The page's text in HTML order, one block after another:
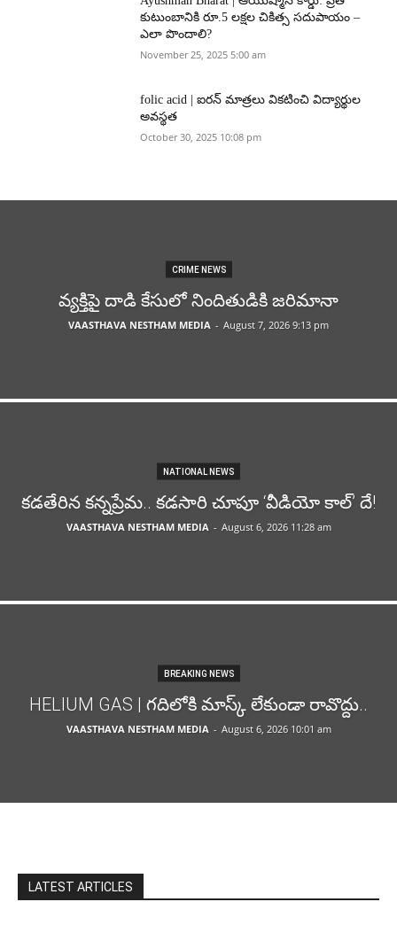
కుటుంబానికి రూ.5 లక్షల చికిత్స సదుపాయం –
ఎలా పొందాలి?
November 25, 2025 5:00 am
folic acid | ఐరన్ మాత్రలు వికటించి విద్యార్థుల
అవస్థత
October 30, 2025 10:08 pm
CRIME NEWS
వ్యక్తిపై దాడి కేసులో నిందితుడికి జరిమానా
VAASTHAVA NESTHAM MEDIA - August 7, 2026 9:13 pm
NATIONAL NEWS
కడతేరిన కన్నప్రేమ.. కడసారి చూపూ ‘వీడియో కాల్’ దే!
VAASTHAVA NESTHAM MEDIA - August 6, 2026 11:28 am
BREAKING NEWS
HELIUM GAS | గదిలోకి మాస్క్ లేకుండా రావొద్దు..
VAASTHAVA NESTHAM MEDIA - August 6, 2026 10:01 am
LATEST ARTICLES